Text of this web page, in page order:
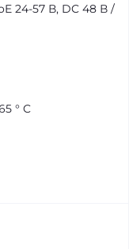
24-57 В, DC 48 В /
° C